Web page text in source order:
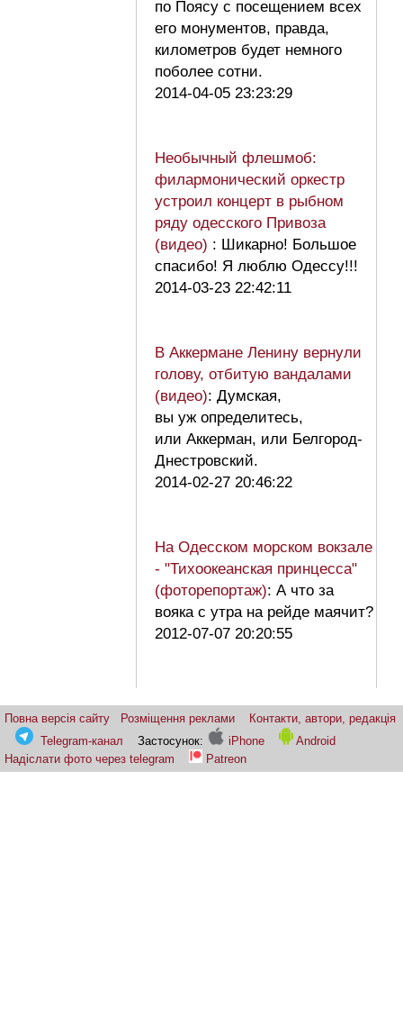
по Поясу с посещением всех
его монументов, правда,
километров будет немного
поболее сотни.
2014-04-05 23:23:29
Необычный флешмоб:
филармонический оркестр
устроил концерт в рыбном
ряду одесского Привоза
(видео) : Шикарно! Большое
спасибо! Я люблю Одессу!!!
2014-03-23 22:42:11
В Аккермане Ленину вернули
голову, отбитую вандалами
(видео): Думская,
вы уж определитесь,
или Аккерман, или Белгород-
Днестровский.
2014-02-27 20:46:22
На Одесском морском вокзале
- "Тихоокеанская принцесса"
(фоторепортаж): А что за
вояка с утра на рейде маячит?
2012-07-07 20:20:55
Повна версія сайту Розміщення реклами
Контакти, автори, редакція
Telegram-канал
Застосунок: iPhone
Android
Надіслати фото через telegram
Patreon